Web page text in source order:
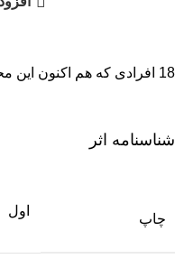
18 افرادی که هم اکنون این
شناسنامه اثر
چاپ
اول